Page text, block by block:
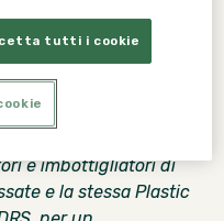
livello europeo
ai target europei
per bevande che
a livello mondiale
e imbottigliatori di
e la stessa Plastic
tutti i cookie